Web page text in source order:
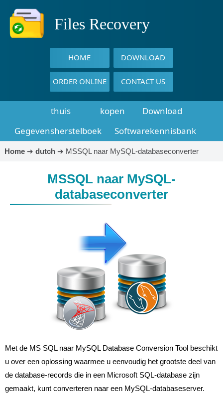
Files Recovery
HOME DOWNLOAD
ORDER ONLINE CONTACT US
thuis kopen
Download
Gegevensherstelboek
Softwarekennisbank
Home➔ dutch➔ MSSQL naar MySQL-databaseconverter
MSSQL naar MySQL-
databaseconverter
Met de MS SQL naar MySQL Database Conversion Tool beschikt
u over een oplossing waarmee u eenvoudig het grootste deel van
de database-records die in een Microsoft SQL-database zijn
gemaakt, kunt converteren naar een MySQL-databaseserver.